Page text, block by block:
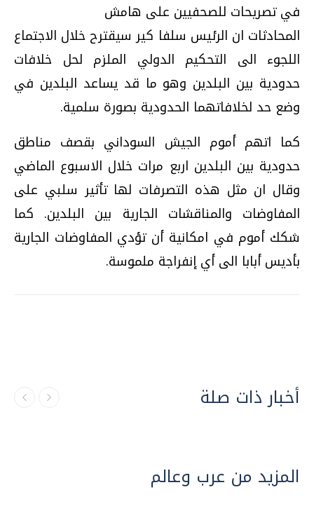
في تصريحات للصحفيين على هامش
المحادثات ان الرئيس سلفا كير سيقترح خلال الاجتماع
اللجوء الى التحكيم الدولي الملزم لحل خلافات
حدودية بين البلدين وهو ما قد يساعد البلدين في
وضع حد لخلافاتهما الحدودية بصورة سلمية.
كما اتهم أموم الجيش السوداني بقصف مناطق
حدودية بين البلدين اربع مرات خلال الاسبوع الماضي
وقال ان مثل هذه التصرفات لها تأثير سلبي على
المفاوضات والمناقشات الجارية بين البلدين. كما
شكك أموم في امكانية أن تؤدي المفاوضات الجارية
بأديس أبابا الى أي إنفراجة ملموسة.
أخبار ذات صلة
المزيد من عرب وعالم